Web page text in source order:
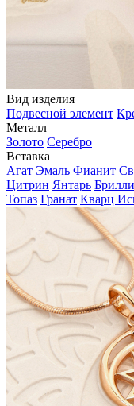
Вид изделия
Подвесной элемент
Металл
Золото Серебро
Вставка
Агат Эмаль Фианит
Цитрин Янтарь
Топаз Гранат Кварц